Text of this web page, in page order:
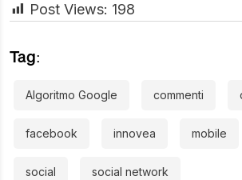
Post Views: 198
Tag:
Algoritmo Google commenti
facebook innovea mobile
social social network